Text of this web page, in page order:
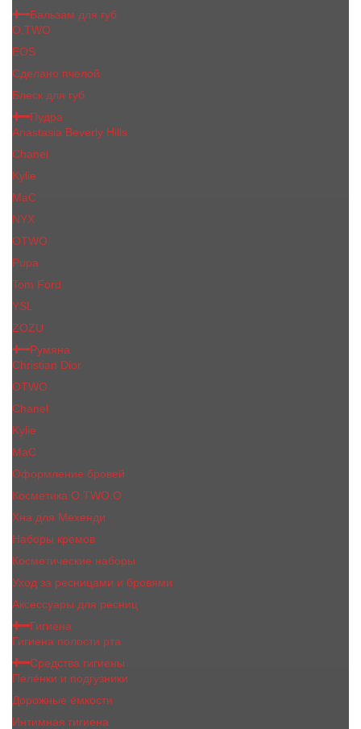
Бальзам для губ
O.TWO
EOS
Сделано пчелой
Блеск для губ
Пудра
Anastasia Beverly Hills
Chanel
Kylie
MaC
NYX
OTWO
Pupa
Tom Ford
YSL
ZOZU
Румяна
Christian Dior
OTWO
Сhanеl
Kylie
MaC
Оформление бровей
Косметика O.TWO.O
Хна для Мехенди
Наборы кремов
Косметические наборы
Уход за ресницами и бровями
Аксессуары для ресниц
Гигиена
Гигиена полости рта
Средства гигиены
Пелёнки и подгузники
Дорожные ёмкости
Интимная гигиена